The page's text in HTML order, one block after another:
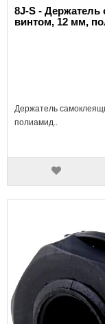
8J-S -
винтом, 12 мм,
Держатель
полиамид..